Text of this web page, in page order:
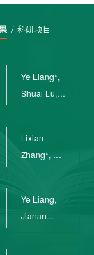
/ 科研项目
Ye Liang*,
Shuai Lu,
Lixian
Zhang*, Ye
Ye Liang,
Jianan